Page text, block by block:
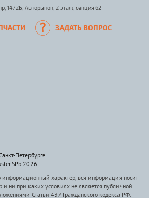
14/2Б, Авторынок, 2 этаж, секция 62
ЗАДАТЬ ВОПРОС
Петербурге
2026
информационный характер, вся информация носит
и ни при каких условиях не является публичной
Статьи 437 Гражданского кодекса РФ.